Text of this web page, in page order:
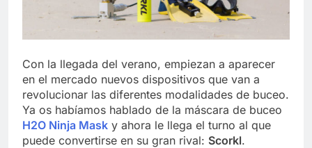
Con la llegada del verano, empiezan a aparecer
en el mercado nuevos dispositivos que van a
revolucionar las diferentes modalidades de buceo.
Ya os habíamos hablado de la máscara de buceo
H2O Ninja Mask y ahora le llega el turno al que
puede convertirse en su gran rival: Scorkl.